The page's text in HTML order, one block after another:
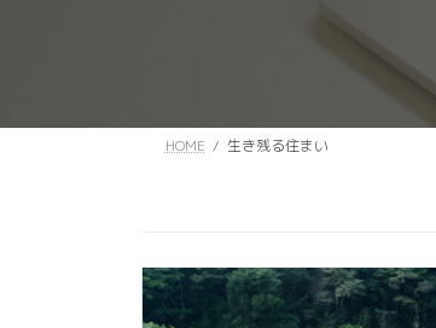
HOME 生き残る住まい